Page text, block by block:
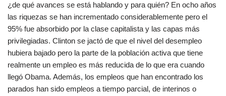
¿de qué avances se está hablando y para quién? En ocho años
las riquezas se han incrementado considerablemente pero el
95% fue absorbido por la clase capitalista y las capas más
privilegiadas. Clinton se jactó de que el nivel del desempleo
hubiera bajado pero la parte de la población activa que tiene
realmente un empleo es más reducida de lo que era cuando
llegó Obama. Además, los empleos que han encontrado los
parados han sido empleos a tiempo parcial, de interinos o